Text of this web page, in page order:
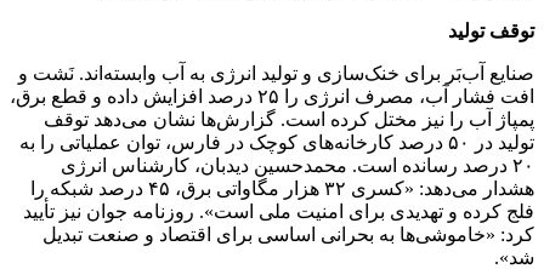
توقف تولید
صنایع آب‌بَر برای خنک‌سازی و تولید انرژی به آب وابسته‌اند. نَشت و
افت فشار آب، مصرف انرژی را ۲۵ درصد افزایش‌ داده و قطع برق،
پمپاژ آب را نیز مختل کرده است. گزارش‌ها نشان می‌دهد توقف
تولید در ۵۰ درصد کارخانه‌های کوچک در فارس، توان عملیاتی را به
۲۰ درصد رسانده است. محمدحسین دیدبان، کارشناس انرژی
هشدار می‌دهد: «کسری ۳۲ هزار مگاواتی برق، ۴۵ درصد شبکه را
فلج‌ کرده و تهدیدی برای امنیت ملی است». روزنامه جوان نیز تأیید
کرد: «خاموشی‌ها به بحرانی اساسی برای اقتصاد و صنعت تبدیل
شد».